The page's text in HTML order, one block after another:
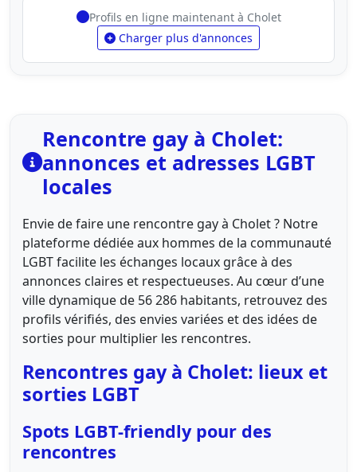
Profils en ligne maintenant à Cholet
Charger plus d'annonces
Rencontre gay à Cholet:
annonces et adresses LGBT
locales
Envie de faire une rencontre gay à Cholet ? Notre
plateforme dédiée aux hommes de la communauté
LGBT facilite les échanges locaux grâce à des
annonces claires et respectueuses. Au cœur d’une
ville dynamique de 56 286 habitants, retrouvez des
profils vérifiés, des envies variées et des idées de
sorties pour multiplier les rencontres.
Rencontres gay à Cholet: lieux et
sorties LGBT
Spots LGBT-friendly pour des
rencontres